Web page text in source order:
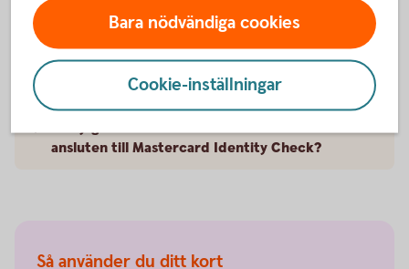
Jag kan inte använda Mobilt BankID, hur gör jag
Kan jag använda mitt kort i en butik som inte är
ansluten till Mastercard Identity Check?
Så använder du ditt kort
Bara nödvändiga cookies
Cookie-inställningar